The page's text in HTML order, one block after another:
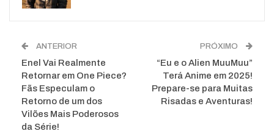
ANTERIOR
Enel Vai Realmente
Retornar em One Piece?
Fãs Especulam o
Retorno de um dos
Vilões Mais Poderosos
da Série!
PRÓXIMO
“Eu e o Alien MuuMuu”
Terá Anime em 2025!
Prepare-se para Muitas
Risadas e Aventuras!